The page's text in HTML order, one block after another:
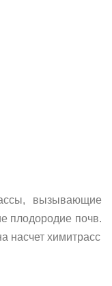
вызывающие
плодородие почв.
насчет химитрасс